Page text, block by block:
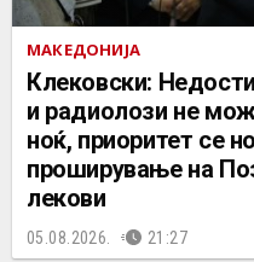
МАКЕДОНИЈА
Клековски:
и радиолози не
ноќ, приоритет се
проширување на
лекови
05.08.2026. 21:27